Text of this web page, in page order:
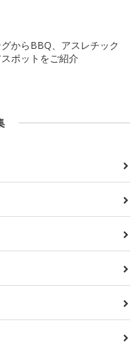
からBBQ、アスレチック
ポットをご紹介